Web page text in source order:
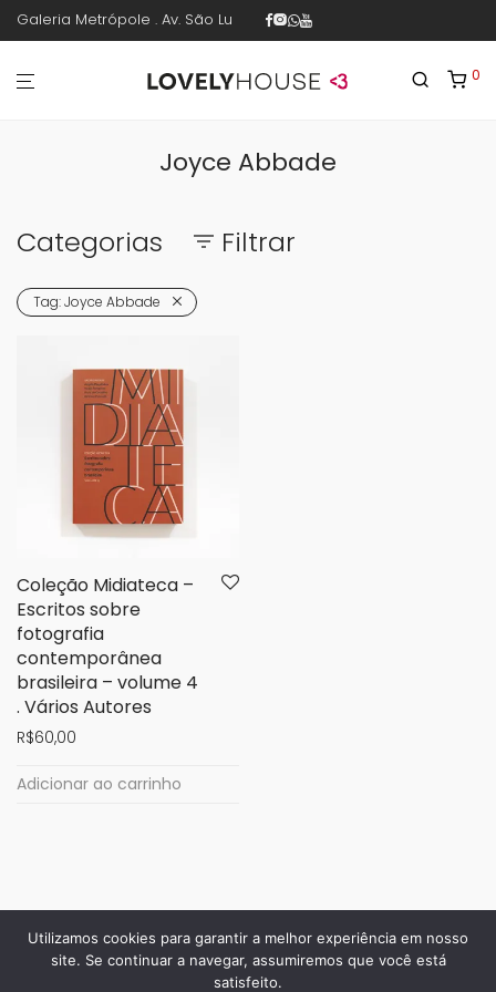
Galeria Metrópole . Av. São Luís 187 . sala 30 . 1º piso . República .
0
Joyce Abbade
Categorias Filtrar
Tag:Joyce Abbade
Coleção Midiateca –
Escritos sobre
fotografia
contemporânea
brasileira – volume 4
. Vários Autores
R$60,00
Adicionar ao carrinho
Utilizamos cookies para garantir a melhor experiência em nosso
site. Se continuar a navegar, assumiremos que você está
satisfeito.